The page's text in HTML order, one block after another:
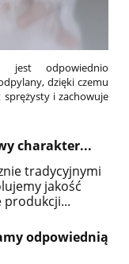
jest odpowiednio
dzięki czemu
sprężysty i zachowuje
charakter...
tradycyjnymi
jakość
produkcji...
odpowiednią